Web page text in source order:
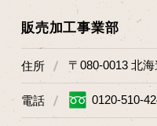
販売加工事業部
住所 〒080-0013 北
電話 0120-510-